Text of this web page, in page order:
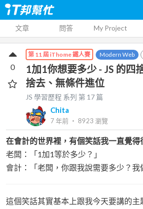
文章 問答 My Project
第 11 屆 iThome 鐵人賽 Modern Web
1加1你想要多少 - JS 的四
捨去、無條件進位
JS 學習歷程 系列 第 17 篇
Chita
7 年前 ‧ 8923 瀏覽
0
在會計的世界裡，有個笑話我一直覺得
老闆：「1加1等於多少？」
會計：「老闆，你跟我說需要多少？我
這個笑話其實基本上跟我今天要講的主